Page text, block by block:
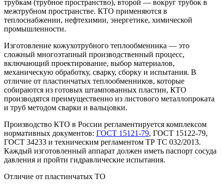
трубкам (трубное пространство), второй — вокруг трубок в
межтрубном пространстве. КТО применяются в
теплоснабжении, нефтехимии, энергетике, химической
промышленности.
Изготовление кожухотрубного теплообменника — это
сложный многоэтапный производственный процесс,
включающий проектирование, выбор материалов,
механическую обработку, сварку, сборку и испытания. В
отличие от пластинчатых теплообменников, которые
собираются из готовых штампованных пластин, КТО
производятся преимущественно из листового металлопроката
и труб методом сварки и вальцовки.
Производство КТО в России регламентируется комплексом
нормативных документов: ГОСТ 15121-79, ГОСТ 15122-79,
ГОСТ 34233 и техническим регламентом ТР ТС 032/2013.
Каждый изготовленный аппарат должен иметь паспорт сосуда
давления и пройти гидравлические испытания.
Отличие от пластинчатых ТО